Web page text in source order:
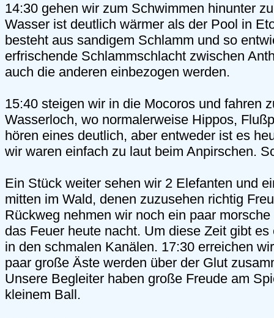
14:30 gehen wir zum Schwimmen hinunter
Wasser ist deutlich wärmer als der Pool in
besteht aus sandigem Schlamm und so
erfrischende Schlammschlacht zwischen
auch die anderen einbezogen werden.
15:40 steigen wir in die Mocoros und fahren
Wasserloch, wo normalerweise Hippos,
hören eines deutlich, aber entweder ist es
wir waren einfach zu laut beim Anpirschen.
Ein Stück weiter sehen wir 2 Elefanten und
mitten im Wald, denen zuzusehen richtig
Rückweg nehmen wir noch ein paar
das Feuer heute nacht. Um diese Zeit gibt
in den schmalen Kanälen. 17:30 erreichen
paar große Äste werden über der Glut
Unsere Begleiter haben große Freude am
kleinem Ball.